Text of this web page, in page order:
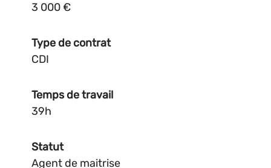
3 000 €
Type de contrat
CDI
Temps de travail
39h
Statut
Agent de maitrise